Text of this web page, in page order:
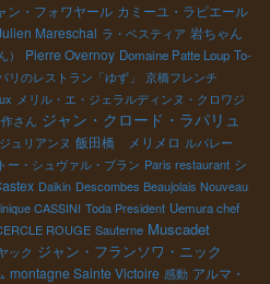
ン・フォワヤール カミーユ・ラピエール
Mareschal ラ・ベスティア 岩ちゃん
Pierre Overnoy Domaine Patte Loup To-
リのレストラン「ゆず」
京橋フレンチ
メリル・エ・ジェラルディンヌ・クロワジ
さん ジャン・クロード・ラパリュ
ジュリアンヌ 飯田橋 メリメロ ルバレー
ー・シュヴァル・ブラン Paris restaurant シ
Daikin Descombes Beaujolais Nouveau
CASSINI Toda President Uemura chef
ROUGE Sauterne Muscadet
ック ジャン・フランソワ・ニック
montagne Sainte Victoire 感動 アルマ・